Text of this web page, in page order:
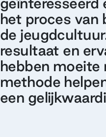
het proces van
de
resultaat en
hebben
methode
een